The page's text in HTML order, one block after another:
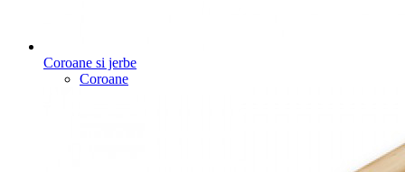
Coroane si jerbe
Coroane